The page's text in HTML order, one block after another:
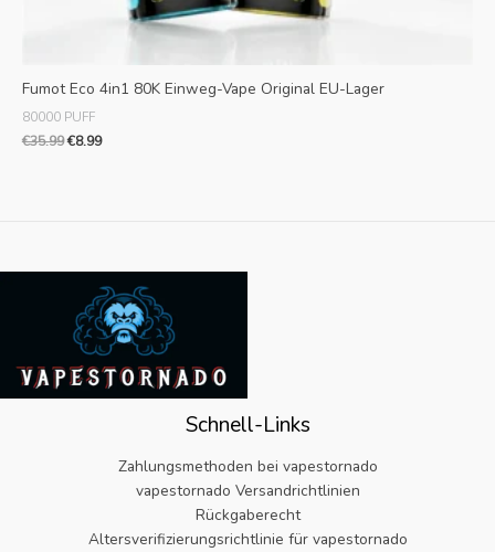
Fumot Eco 4in1 80K Einweg-Vape Original EU-Lager
80000 PUFF
€35.99€8.99
Schnell-Links
Zahlungsmethoden bei vapestornado
vapestornado Versandrichtlinien
Rückgaberecht
Altersverifizierungsrichtlinie für vapestornado